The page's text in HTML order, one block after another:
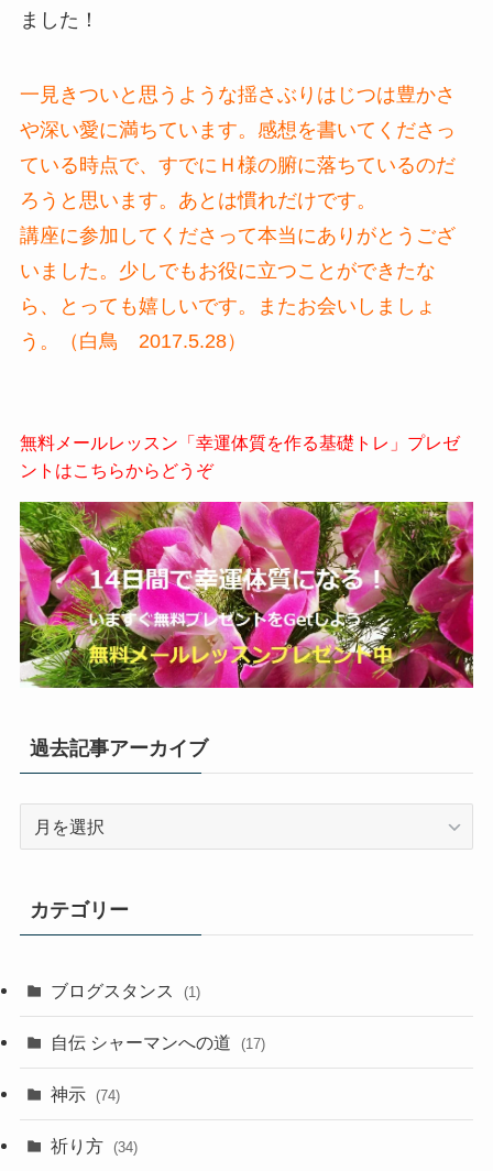
ました！
一見きついと思うような揺さぶりはじつは豊かさ
や深い愛に満ちています。感想を書いてくださっ
ている時点で、すでにＨ様の腑に落ちているのだ
ろうと思います。あとは慣れだけです。
講座に参加してくださって本当にありがとうござ
いました。少しでもお役に立つことができたな
ら、とっても嬉しいです。またお会いしましょ
う。（白鳥 2017.5.28）
無料メールレッスン「幸運体質を作る基礎トレ」プレゼ
ントはこちらからどうぞ
過去記事アーカイブ
ア
カ
ブ
カテゴリー
ブログスタンス (1)
自伝 シャーマンへの道 (17)
神示 (74)
祈り方 (34)